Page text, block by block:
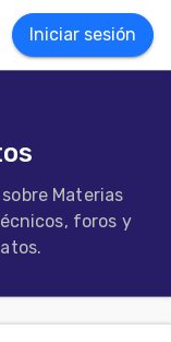
Iniciar sesión
Materias
foros y